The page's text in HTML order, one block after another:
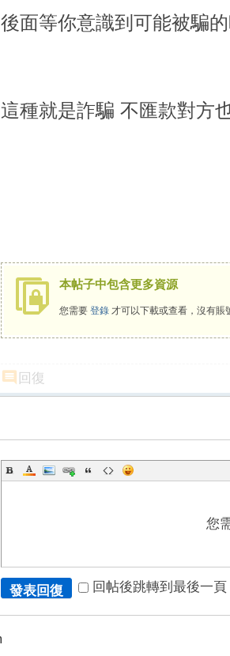
後面等你意識到可能被騙
這種就是詐騙 不匯款對方
本帖子中包含更多資源
您需要 登錄 才可以下載或查看，沒有賬
回復
您
發表回復 回帖後跳轉到最後一頁